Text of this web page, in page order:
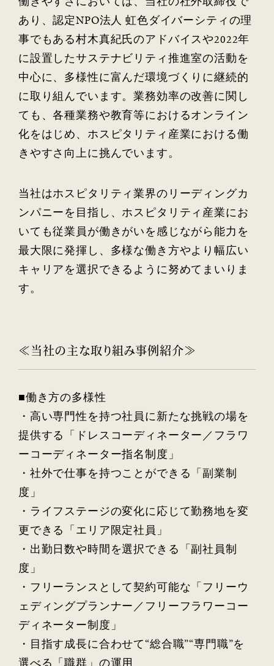
あり、認定NPO法人 虹色ダイバーシティの理
事でもある村木真紀氏のアドバイスや2022年
に設置したサステナビリティ推進室の活動を
中心に、多様性に富んだ環境づくりに継続的
に取り組んでいます。業務効率の改善に関し
ても、各種業務や教育等におけるオンライン
化をはじめ、ホスピタリティ産業における働
きやすさ向上に挑んでいます。
当社はホスピタリティ業界のリーディングカ
ンパニーを目指し、ホスピタリティ産業にお
いても従業員が働きがいを感じながら能力を
最大限に発揮し、多様な働き方やより幅広い
キャリアを選択できるように努めてまいりま
す。
≪当社の主な取り組み事例紹介≫
■働き方の多様性
・高い専門性を持つ社員に新たな挑戦の場を
提供する「ドレスコーディネーター／フラワ
ーコーディネーター指名制度」
・社外で仕事を持つことができる「副業制
度」
・ライフステージの変化に応じて勤務地を変
更できる「エリア限定社員」
・出勤日数や時間を選択できる「副社員制
度」
・フリーランスとして契約可能な「フリーウ
ェディングプランナー／フリーフラワーコー
ディネーター制度」
・目指す成長に合わせて“総合職”“専門職”を
選べる「職群」の運用